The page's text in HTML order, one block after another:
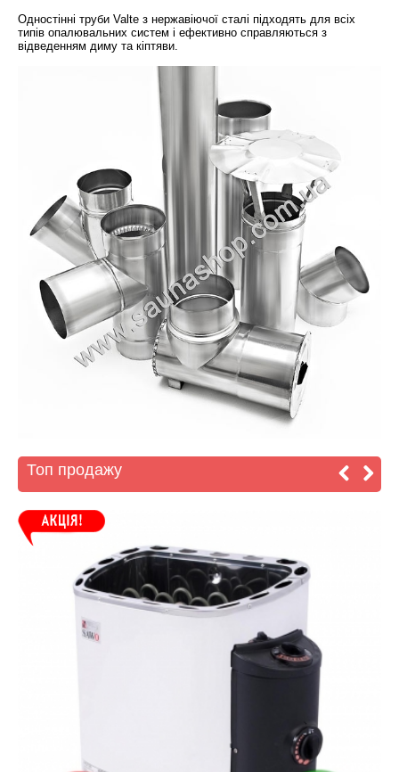
Одностінні труби Valte з нержавіючої сталі підходять для всіх
типів опалювальних систем і ефективно справляються з
відведенням диму та кіптяви.
Топ продажу